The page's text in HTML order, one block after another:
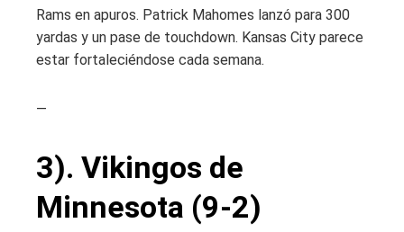
Rams en apuros. Patrick Mahomes lanzó para 300
yardas y un pase de touchdown. Kansas City parece
estar fortaleciéndose cada semana.
—
3). Vikingos de
Minnesota (9-2)